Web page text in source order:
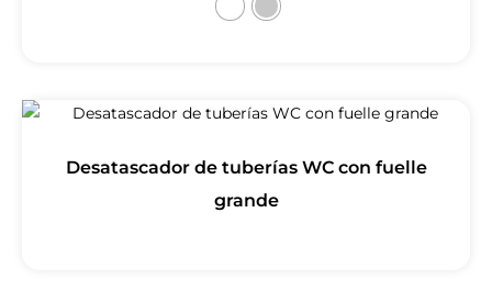
Desatascador de tuberías WC con fuelle
grande